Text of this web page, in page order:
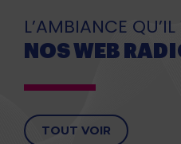
L’AMBIANCE
NOS WEB
TOUT VOIR